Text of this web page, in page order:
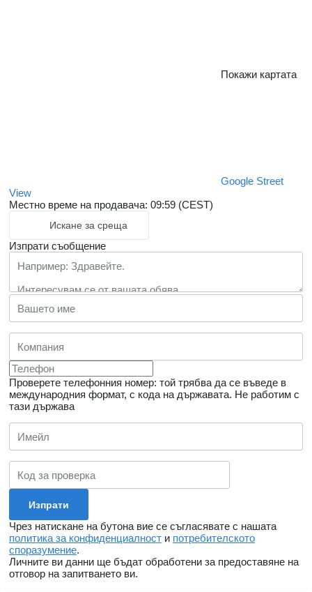
Покажи картата
Google Street
View
Местно време на продавача: 09:59 (CEST)
Искане за среща
Изпрати съобщение
Проверете телефонния номер: той трябва да се въведе в
международния формат, с кода на държавата. Не работим с
тази държава
Чрез натискане на бутона вие се съгласявате с нашата
политика за конфиденциалност и потребителското
споразумение.
Личните ви данни ще бъдат обработени за предоставяне на
отговор на запитването ви.